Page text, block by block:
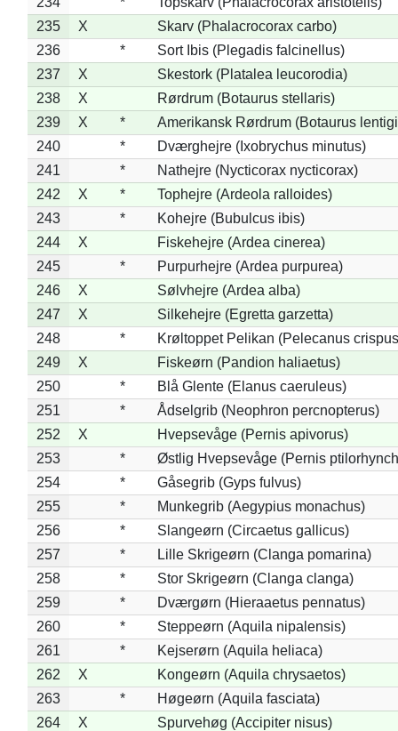
235
X
Skarv (Phalacrocorax carbo)
236
*
Sort Ibis (Plegadis falcinellus)
237
X
Skestork (Platalea leucorodia)
238
X
Rørdrum (Botaurus stellaris)
239
X *
Amerikansk Rørdrum (Botaurus
240
*
Dværghejre (Ixobrychus minutus)
241
*
Nathejre (Nycticorax nycticorax)
242
X *
Tophejre (Ardeola ralloides)
243
*
Kohejre (Bubulcus ibis)
244
X
Fiskehejre (Ardea cinerea)
245
*
Purpurhejre (Ardea purpurea)
246
X
Sølvhejre (Ardea alba)
247
X
Silkehejre (Egretta garzetta)
248
*
Krøltoppet Pelikan (Pelecanus
249
X
Fiskeørn (Pandion haliaetus)
250
*
Blå Glente (Elanus caeruleus)
251
*
Ådselgrib (Neophron percnopterus)
252
X
Hvepsevåge (Pernis apivorus)
253
*
Østlig Hvepsevåge (Pernis
254
*
Gåsegrib (Gyps fulvus)
255
*
Munkegrib (Aegypius monachus)
256
*
Slangeørn (Circaetus gallicus)
257
*
Lille Skrigeørn (Clanga pomarina)
258
*
Stor Skrigeørn (Clanga clanga)
259
*
Dværgørn (Hieraaetus pennatus)
260
*
Steppeørn (Aquila nipalensis)
261
*
Kejserørn (Aquila heliaca)
262
X
Kongeørn (Aquila chrysaetos)
263
*
Høgeørn (Aquila fasciata)
264
X
Spurvehøg (Accipiter nisus)